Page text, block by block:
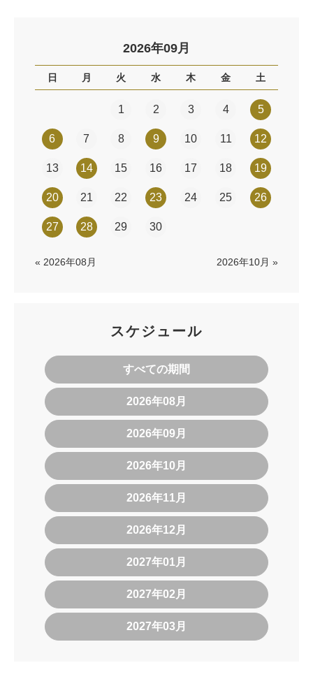
2026年09月
日 月 火 水 木 金 土
1 2 3 4 5
6 7 8 9 10 11 12
13 14 15 16 17 18 19
20 21 22 23 24 25 26
27 28 29 30
« 2026年08月 2026年10月 »
スケジュール
すべての期間
2026年08月
2026年09月
2026年10月
2026年11月
2026年12月
2027年01月
2027年02月
2027年03月